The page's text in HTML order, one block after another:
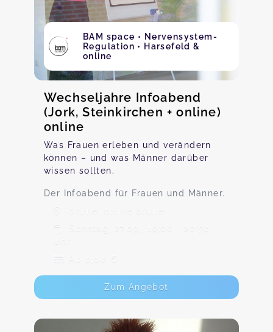
BAM space • Nervensystem-
Regulation • Harsefeld &
online
Wechseljahre Infoabend
(Jork, Steinkirchen + online)
online
Was Frauen erleben und verändern
können – und was Männer darüber
wissen sollten.
Der Infoabend für Frauen und Männer.
Sonntag, 27.09., 19:00 - 20:30
Ab 0,00 €
Zum Angebot